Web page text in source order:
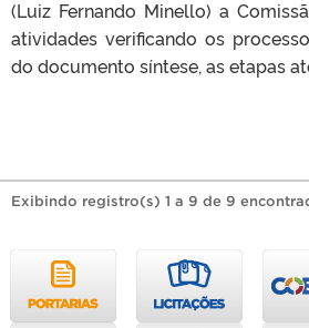
(Luiz Fernando Minello) a
atividades verificando os
do documento síntese, as etapas
Exibindo registro(s) 1 a 9 de 9